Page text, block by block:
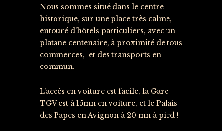
Nous sommes situé dans le centre
historique, sur une place très calme,
entouré d'hôtels particuliers, avec un
platane centenaire, à proximité de tous
commerces, et des transports en
commun.
L'accès en voiture est facile, la Gare
TGV est à 15mn en voiture, et le Palais
des Papes en Avignon à 20 mn à pied !